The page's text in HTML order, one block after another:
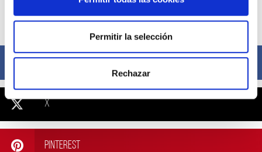
Permitir la selección
Rechazar
Compártelo ahora
Facebook
X
Pinterest